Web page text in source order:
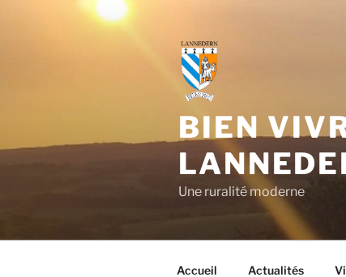
BIEN
Une ruralité moderne
Accueil Actualités